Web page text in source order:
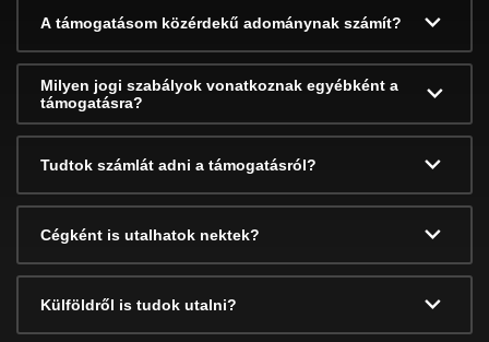
A támogatásom közérdekű adománynak számít?
Milyen jogi szabályok vonatkoznak egyébként a
támogatásra?
Tudtok számlát adni a támogatásról?
Cégként is utalhatok nektek?
Külföldről is tudok utalni?